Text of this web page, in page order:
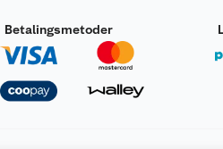
Betalingsmetoder